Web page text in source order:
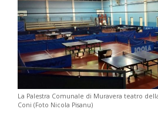
La Palestra Comunale di Muravera teatro
Coni (Foto Nicola Pisanu)